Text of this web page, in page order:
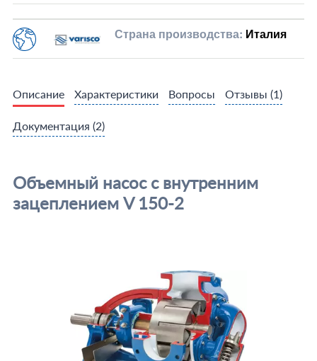
Страна производства: Италия
Описание Характеристики Вопросы Отзывы (1)
Документация (2)
Объемный насос с внутренним
зацеплением V 150-2